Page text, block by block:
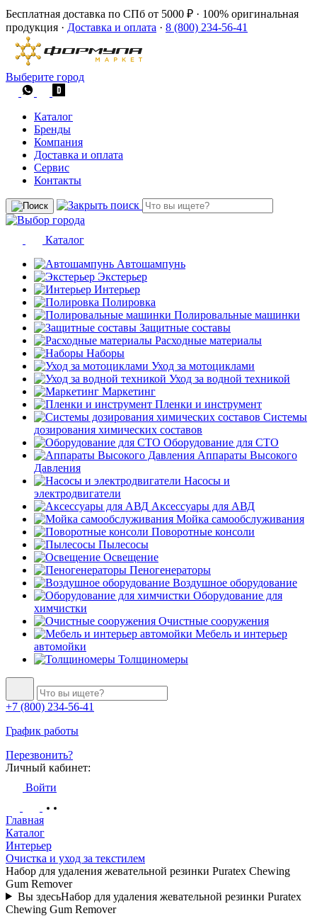
Бесплатная доставка по СПб от 5000 ₽ · 100% оригинальная
продукция · Доставка и оплата · 8 (800) 234-56-41
Выберите город
Каталог
Бренды
Компания
Доставка и оплата
Сервис
Контакты
Каталог
Автошампунь
Экстерьер
Интерьер
Полировка
Полировальные машинки
Защитные составы
Расходные материалы
Наборы
Уход за мотоциклами
Уход за водной техникой
Маркетинг
Пленки и инструмент
Системы
дозирования химических составов
Оборудование для СТО
Аппараты Высокого
Давления
Насосы и
электродвигатели
Аксессуары для АВД
Мойка самообслуживания
Поворотные консоли
Пылесосы
Освещение
Пеногенераторы
Воздушное оборудование
Оборудование для
химчистки
Очистные сооружения
Мебель и интерьер
автомойки
Толщиномеры
+7 (800) 234-56-41
График работы
Перезвонить?
Личный кабинет:
Войти
Главная
Каталог
Интерьер
Очистка и уход за текстилем
Набор для удаления жевательной резинки Puratex Chewing
Gum Remover
Вы здесьНабор для удаления жевательной резинки Puratex
Chewing Gum Remover